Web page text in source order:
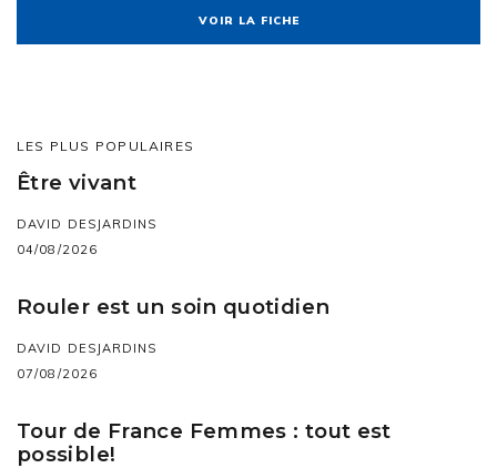
VOIR LA FICHE
LES PLUS POPULAIRES
Être vivant
DAVID DESJARDINS
04/08/2026
Rouler est un soin quotidien
DAVID DESJARDINS
07/08/2026
Tour de France Femmes : tout est
possible!